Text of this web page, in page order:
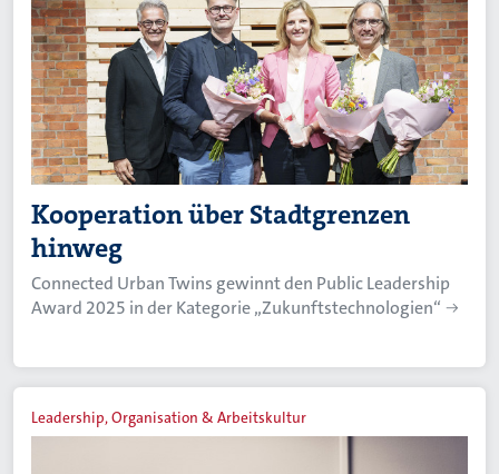
Kooperation über Stadtgrenzen
hinweg
Connected Urban Twins gewinnt den Public Leadership
Award 2025 in der Kategorie „Zukunftstechnologien“
Leadership, Organisation & Arbeitskultur